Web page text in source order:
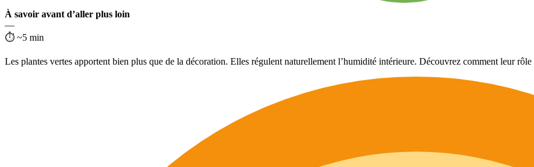
À savoir avant d’aller plus loin
—
⏱ ~5 min
Les plantes vertes apportent bien plus que de la décoration. Elles régulent naturellement l’humidité intérieure. Découvrez comment leur